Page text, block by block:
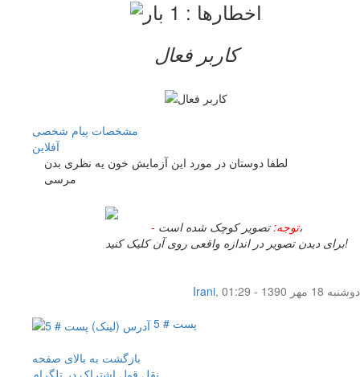
کاربر فعال
مشخصات پیام شخصی
آفلاين
لطفا دوستان در مورد این آزمایش خون یه نظری بدن
مرسی
- توجه:تصویر کوچک شده است،
برای دیدن تصویر در اندازه واقعی روی آن کلیک کنید!
Irani,
دوشنبه 18 مهر 1390 - 01:29
پست # 5
بازگشت به بالای صفحه
نقل قول اشتراک در تلگرام